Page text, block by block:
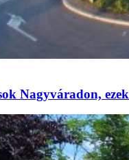
Nagyváradon,